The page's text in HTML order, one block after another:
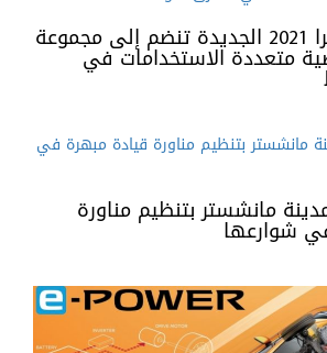
نيسان إكس-تيرا 2021 الجديدة تنضم إلى مجموعة
متعددة الاستخدامات في
مانشستر بتنظيم مناورة
شوارعها